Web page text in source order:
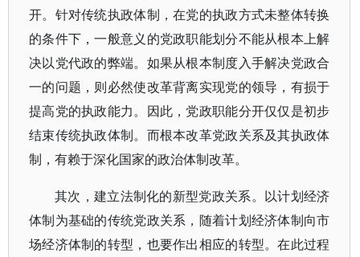
开。针对传统执政体制，在党的执政方式未整体转换
的条件下，一般意义的党政职能划分不能从根本上解
决以党代政的弊端。如果从根本制度入手解决党政合
一的问题，则必然使改革背离实现党的领导，有损于
提高党的执政能力。因此，党政职能分开仅仅是初步
结束传统执政体制。而根本改革党政关系及其执政体
制，有赖于深化国家的政治体制改革。
其次，建立法制化的新型党政关系。以计划经济
体制为基础的传统党政关系，随着计划经济体制向市
场经济体制的转型，也要作出相应的转型。在此过程